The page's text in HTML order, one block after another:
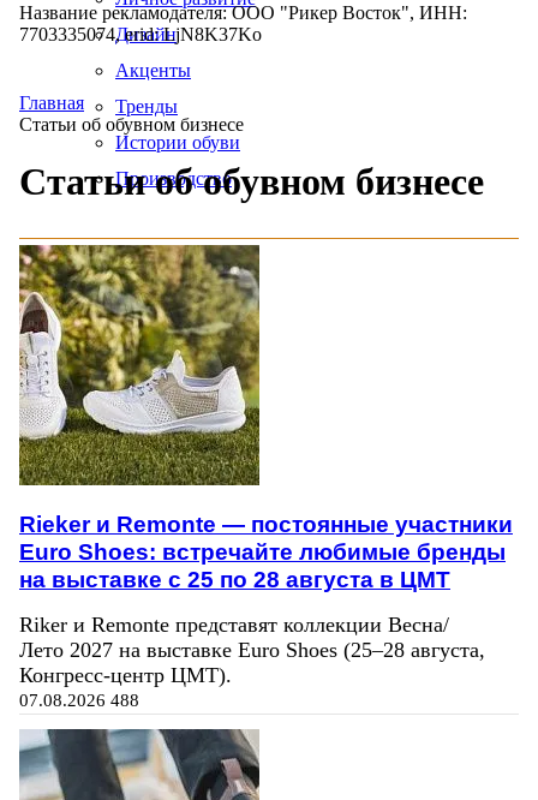
Дизайн
Акценты
Тренды
Истории обуви
Производство
Название рекламодателя: ООО "Рикер Восток", ИНН:
7703335074, erid: LjN8K37Ko
Главная
Статьи об обувном бизнесе
Статьи об обувном бизнесе
Rieker и Remonte — постоянные участники
Euro Shoes: встречайте любимые бренды
на выставке с 25 по 28 августа в ЦМТ
Riker и Remonte представят коллекции Весна/
Лето 2027 на выставке Euro Shoes (25–28 августа,
Конгресс‑центр ЦМТ).
07.08.2026 488